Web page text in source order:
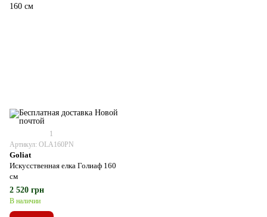
1
Артикул: OLA160PN
Goliat
Искусственная елка Голиаф 160
см
2 520 грн
В наличии